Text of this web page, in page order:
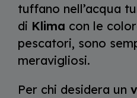
tuffano nell’acqua
di Klima con le
pescatori, sono
meravigliosi.
Per chi desidera un